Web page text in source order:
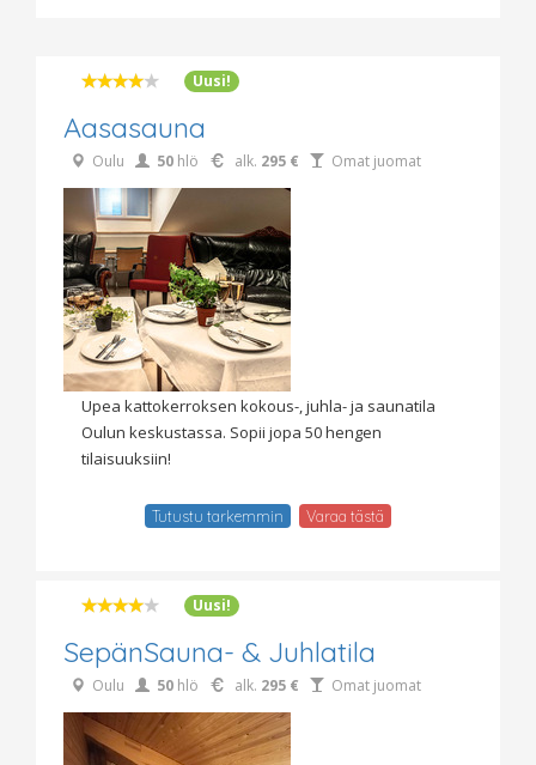
Uusi!
Aasasauna
Oulu 50 hlö alk. 295 € Omat juomat
Upea kattokerroksen kokous-, juhla- ja saunatila
Oulun keskustassa. Sopii jopa 50 hengen
tilaisuuksiin!
Tutustu tarkemmin Varaa tästä
Uusi!
SepänSauna- & Juhlatila
Oulu 50 hlö alk. 295 € Omat juomat